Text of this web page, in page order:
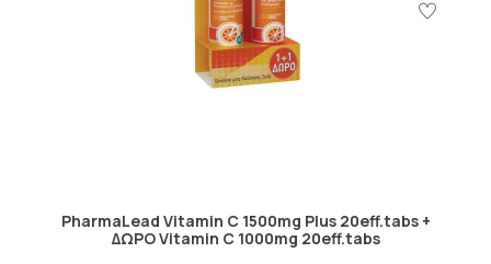
PharmaLead Vitamin C 1500mg Plus 20eff.tabs +
ΔΩΡΟ Vitamin C 1000mg 20eff.tabs